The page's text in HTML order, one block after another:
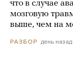
что в случае
мозговую
выше, чем на
РАЗБОР день назад